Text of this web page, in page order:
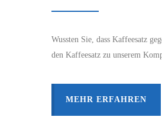
Wussten Sie, dass Kaffeesatz
den Kaffeesatz zu unserem
MEHR ERFAHREN